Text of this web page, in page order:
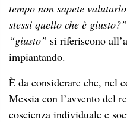
tempo non sapete
stessi quello che è giusto?”
“giusto” si riferiscono
impiantando.
È da considerare che, nel
Messia con l’avvento del
coscienza individuale e